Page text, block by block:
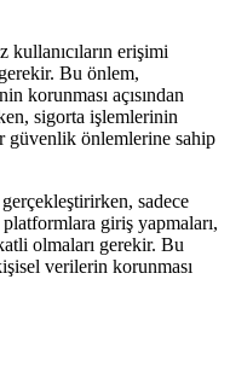
erişimi
Bu önlem,
korunması açısından
sigorta işlemlerinin
güvenlik önlemlerine sahip
sadece
giriş yapmaları,
olmaları gerekir. Bu
verilerin korunması